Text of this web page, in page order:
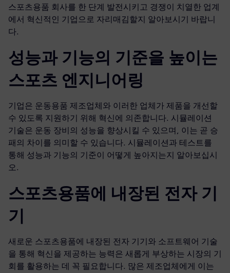
스포츠용품 회사를 한 단계 발전시키고 경쟁이 치열한 업계
에서 혁신적인 기업으로 자리매김할지 알아보시기 바랍니
다.
성능과 기능의 기준을 높이는
스포츠 엔지니어링
기업은 운동용품 제조업체와 이러한 업체가 제품을 개선할
수 있도록 지원하기 위해 혁신에 의존합니다. 시뮬레이션
기술은 운동 장비의 성능을 향상시킬 수 있으며, 이는 곧 승
패의 차이를 의미할 수 있습니다. 시뮬레이션과 테스트를
통해 성능과 기능의 기준이 어떻게 높아지는지 알아보십시
오.
스포츠용품에 내장된 전자 기
기
새로운 스포츠용품에 내장된 전자 기기와 소프트웨어 기술
을 통해 혁신을 제공하는 능력은 새롭게 부상하는 시장의 기
회를 활용하는 데 꼭 필요합니다. 많은 제조업체에게 이는